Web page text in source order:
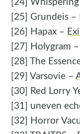
[24]
[25] Grundeis –
[26] Hapax –
[27] Holygram
[28] The
[29] Varsovie –
[30] Red Lorry
[31] uneven
[32] Horror